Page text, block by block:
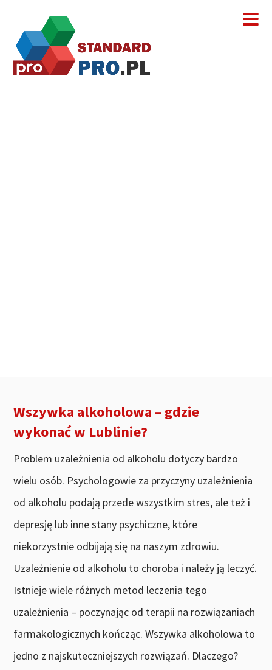
Wszywka alkoholowa – gdzie
wykonać w Lublinie?
Problem uzależnienia od alkoholu dotyczy bardzo
wielu osób. Psychologowie za przyczyny uzależnienia
od alkoholu podają przede wszystkim stres, ale też i
depresję lub inne stany psychiczne, które
niekorzystnie odbijają się na naszym zdrowiu.
Uzależnienie od alkoholu to choroba i należy ją leczyć.
Istnieje wiele różnych metod leczenia tego
uzależnienia – poczynając od terapii na rozwiązaniach
farmakologicznych kończąc. Wszywka alkoholowa to
jedno z najskuteczniejszych rozwiązań. Dlaczego?